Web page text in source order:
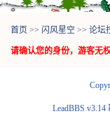
首页 >> 闪风星空 >> 论坛
请确认您的身份，游客无
LeadBBS v3.14